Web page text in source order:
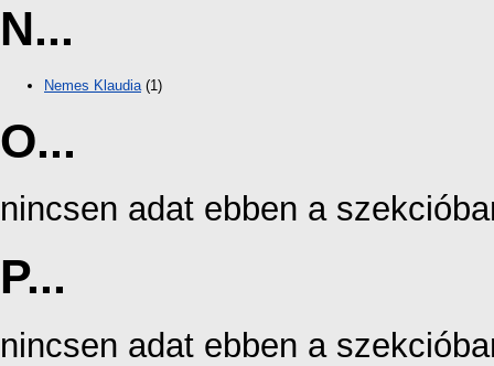
N...
Nemes Klaudia(1)
O...
nincsen adat ebben a
P...
nincsen adat ebben a